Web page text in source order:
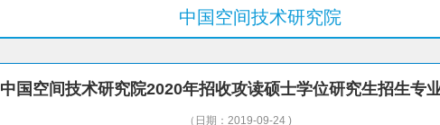
中国空间技术研究院
中国空间技术研究院2020年招收攻读硕士学位研究生招生专
（日期：2019-09-24 )